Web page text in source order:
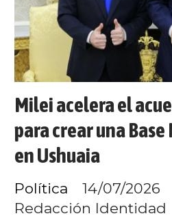
Milei acelera el
para crear una
en Ushuaia
Redacción Identidad
Política 14/07/2026